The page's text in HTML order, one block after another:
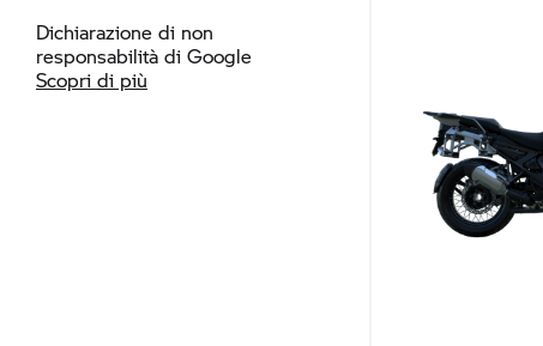
Dichiarazione di non
responsabilità di Google
Scopri di più